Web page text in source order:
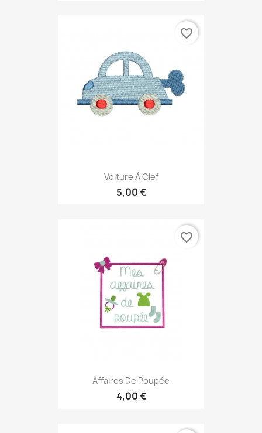
Voiture À Clef
5,00 €
favorite_border
Affaires De Poupée
4,00 €
favorite_border